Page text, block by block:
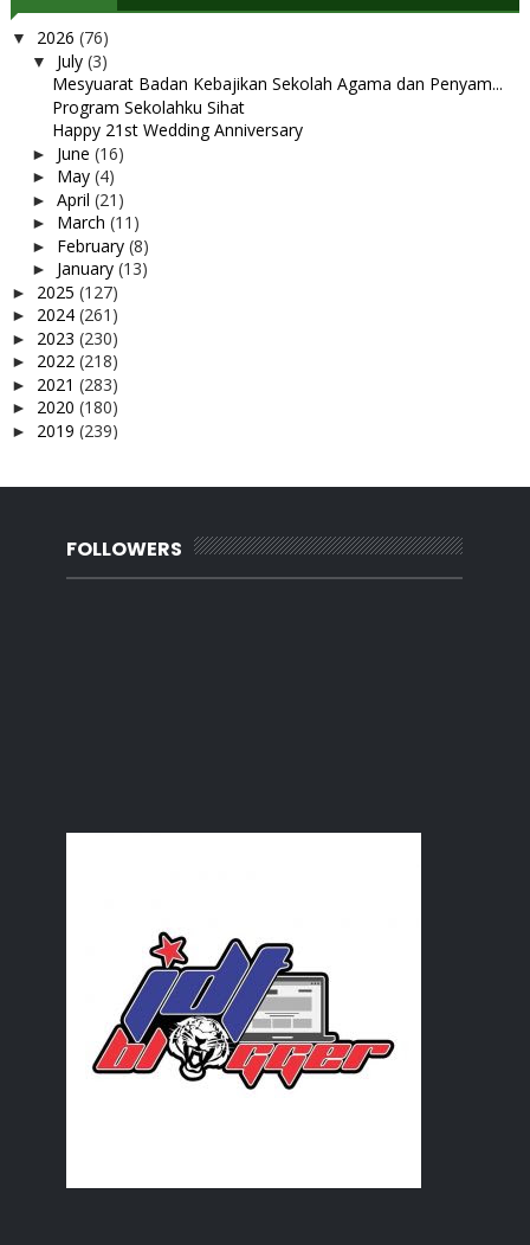
▼ 2026 (76)
▼ July (3)
Mesyuarat Badan Kebajikan Sekolah Agama dan Penyam...
Program Sekolahku Sihat
Happy 21st Wedding Anniversary
► June (16)
► May (4)
► April (21)
► March (11)
► February (8)
► January (13)
► 2025 (127)
► 2024 (261)
► 2023 (230)
► 2022 (218)
► 2021 (283)
► 2020 (180)
► 2019 (239)
2014(124)
FOLLOWERS